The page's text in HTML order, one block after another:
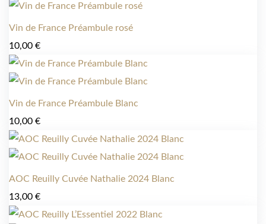
Vin de France Préambule rosé
10,00 €
Vin de France Préambule Blanc
10,00 €
AOC Reuilly Cuvée Nathalie 2024 Blanc
13,00 €